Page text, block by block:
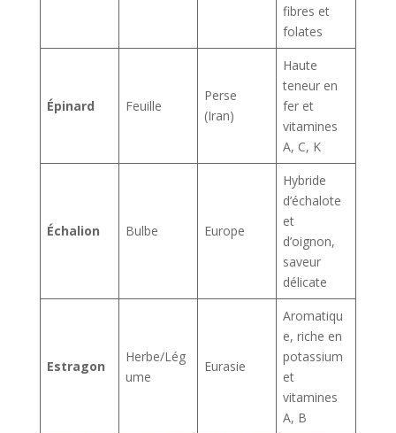
fibres et
folates
Épinard Feuille
Perse
(Iran)
Haute
teneur en
fer et
vitamines
A, C, K
Échalion Bulbe Europe
Hybride
d’échalote
et
d’oignon,
saveur
délicate
Estragon
Herbe/Lég
ume
Eurasie
Aromatiqu
e, riche en
potassium
et
vitamines
A, B